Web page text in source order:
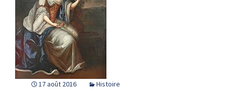
17 août 2016 Histoire